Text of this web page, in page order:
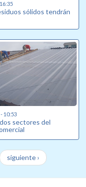
sólidos tendrán
10:53
sectores del
siguiente ›